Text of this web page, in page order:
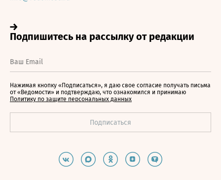
Нажимая кнопку «Подписаться», я даю свое согласие получать письма
от «Ведомости» и подтверждаю, что ознакомился и принимаю
Политику по защите персональных данных